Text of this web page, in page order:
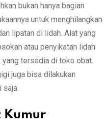
bukan hanya bagian
untuk menghilangkan
lipatan di lidah. Alat yang
atau penyikatan lidah
tersedia di toko obat.
juga bisa dilakukan
saja.
Kumur